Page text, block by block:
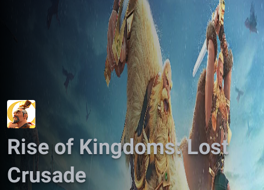
Rise of Kingdoms: Lost
Crusade